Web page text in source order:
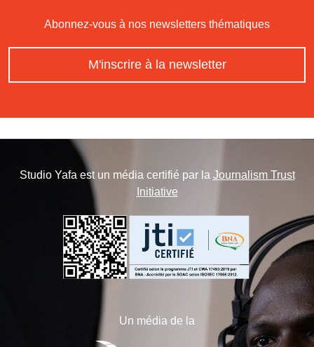
Abonnez-vous à nos newsletters thématiques
M'inscrire à la newsletter
Studio Yafa est un média certifié par la Journalism Trust
Initiative
Un média de la